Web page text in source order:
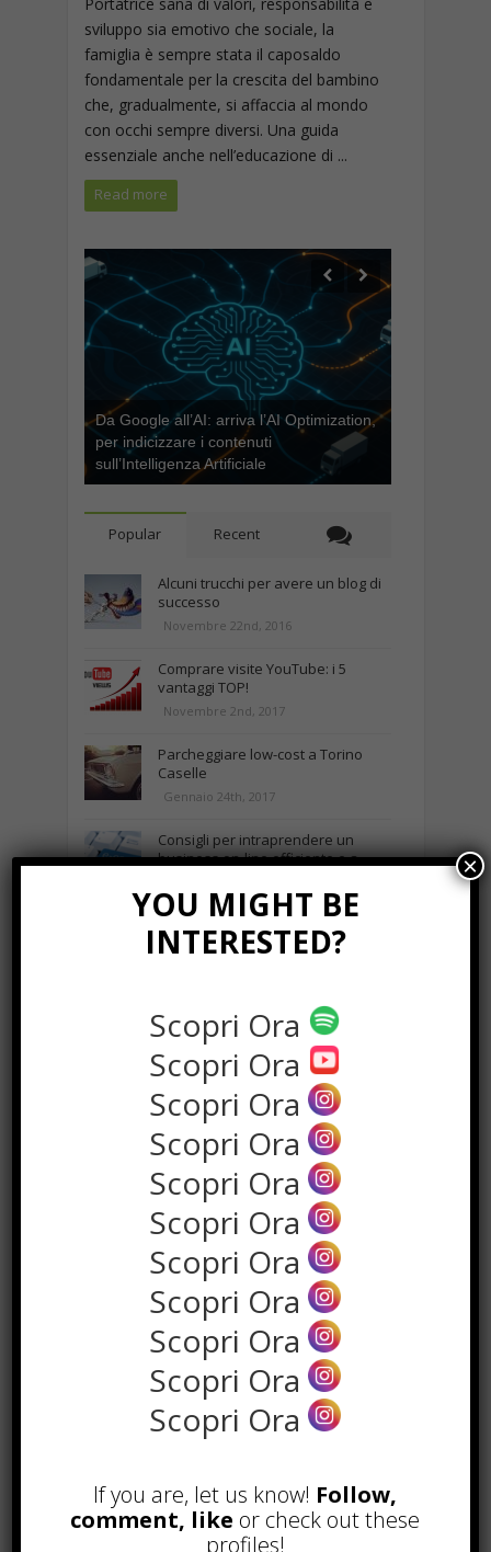
sviluppo sia emotivo che sociale, la
famiglia è sempre stata il caposaldo
fondamentale per la crescita del bambino
che, gradualmente, si affaccia al mondo
con occhi sempre diversi. Una guida
essenziale anche nell’educazione di ...
Read more
Da Google all’AI: arriva l’AI Optimization,
per indicizzare i contenuti
sull’Intelligenza Artificiale
Popular Recent
Alcuni trucchi per avere un blog di
successo
Novembre 22nd, 2016
Comprare visite YouTube: i 5
vantaggi TOP!
Novembre 2nd, 2017
Parcheggiare low-cost a Torino
Caselle
Gennaio 24th, 2017
Consigli per intraprendere un
business on-line efficiente e a
Marzo 23rd, 2018
POPOLARI
Alcuni trucchi per avere un blog di
successo
Comprare visite YouTube: i 5
vantaggi TOP!
Novembre 2nd, 2017
YOU MIGHT BE
INTERESTED?
Scopri Ora
Scopri Ora
Scopri Ora
Scopri Ora
Scopri Ora
Scopri Ora
Scopri Ora
Scopri Ora
Scopri Ora
Scopri Ora
Scopri Ora
If you are, let us know! Follow,
comment, like or check out these
profiles!
×